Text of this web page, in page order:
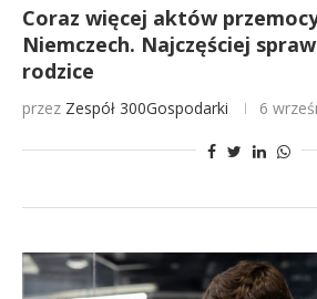
Coraz więcej aktów
Niemczech. Najczęściej
rodzice
przez Zespół 300Gospodarki 6